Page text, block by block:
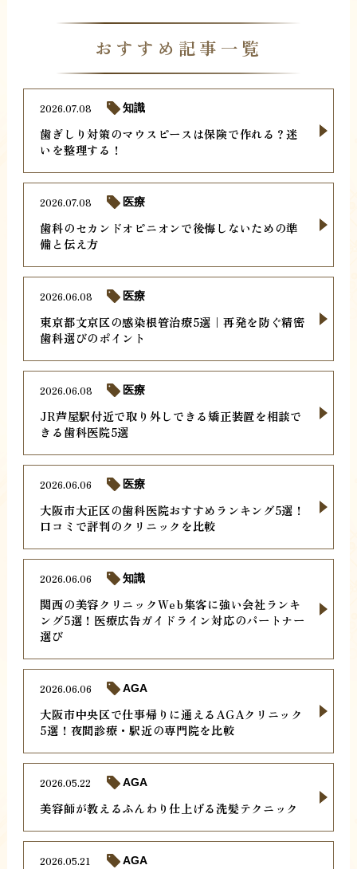
おすすめ記事一覧
歯ぎしり対策のマウスピースは保険で作れる？迷
いを整理する！
2026.07.08 知識
歯科のセカンドオピニオンで後悔しないための準
備と伝え方
2026.07.08 医療
東京都文京区の感染根管治療5選｜再発を防ぐ精密
歯科選びのポイント
2026.06.08 医療
JR芦屋駅付近で取り外しできる矯正装置を相談で
きる歯科医院5選
2026.06.08 医療
大阪市大正区の歯科医院おすすめランキング5選！
口コミで評判のクリニックを比較
2026.06.06 医療
関西の美容クリニックWeb集客に強い会社ランキ
ング5選！医療広告ガイドライン対応のパートナー
選び
2026.06.06 知識
大阪市中央区で仕事帰りに通えるAGAクリニック
5選！夜間診療・駅近の専門院を比較
2026.06.06 AGA
美容師が教えるふんわり仕上げる洗髪テクニック
2026.05.22 AGA
2026.05.21 AGA